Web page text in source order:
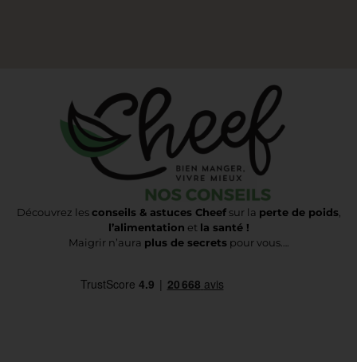
Découvrez lesconseils & astuces Cheefsur la perte de poids,
l’alimentation et la santé !
Maigrir n’aura plus de secretspour vous….